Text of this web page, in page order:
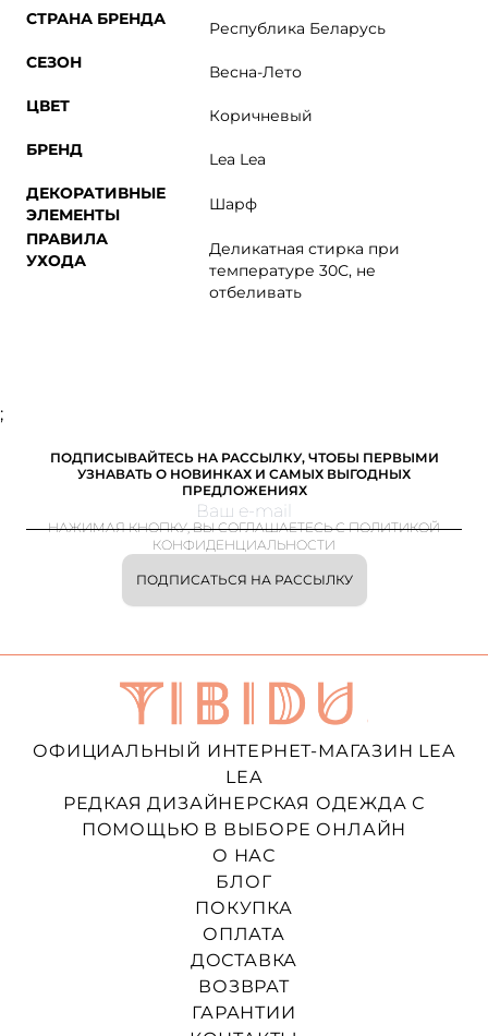
СТРАНА БРЕНДА
Республика Беларусь
СЕЗОН
Весна-Лето
ЦВЕТ
Коричневый
БРЕНД
Lea Lea
ДЕКОРАТИВНЫЕ
ЭЛЕМЕНТЫ
Шарф
ПРАВИЛА
УХОДА
Деликатная стирка при
температуре 30С, не
отбеливать
;
ПОДПИСЫВАЙТЕСЬ НА РАССЫЛКУ, ЧТОБЫ ПЕРВЫМИ
УЗНАВАТЬ О НОВИНКАХ И САМЫХ ВЫГОДНЫХ
ПРЕДЛОЖЕНИЯХ
ПОДПИСАТЬСЯ НА РАССЫЛКУ
НАЖИМАЯ КНОПКУ, ВЫ СОГЛАШАЕТЕСЬ С ПОЛИТИКОЙ
КОНФИДЕНЦИАЛЬНОСТИ
ОФИЦИАЛЬНЫЙ ИНТЕРНЕТ-МАГАЗИН LEA
LEA
РЕДКАЯ ДИЗАЙНЕРСКАЯ ОДЕЖДА С
ПОМОЩЬЮ В ВЫБОРЕ ОНЛАЙН
О НАС
БЛОГ
ПОКУПКА
ОПЛАТА
ДОСТАВКА
ВОЗВРАТ
ГАРАНТИИ